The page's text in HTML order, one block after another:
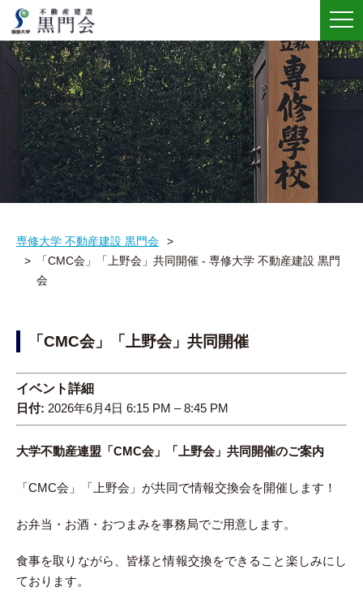
メ
ュ
専修大学 不動産建設 黒門会
「CMC会」「上野会」共同開催 - 専修大学 不動産建設 黒門
会
「CMC会」「上野会」共同開催
イベント詳細
日付: 2026年6月4日 6:15 PM –8:45 PM
大学不動産連盟「CMC会」「上野会」共同開催のご案内
「CMC会」「上野会」が共同で情報交換会を開催します！
お弁当・お酒・おつまみを事務局でご用意します。
食事を取りながら、皆様と情報交換をできること楽しみにし
ております。